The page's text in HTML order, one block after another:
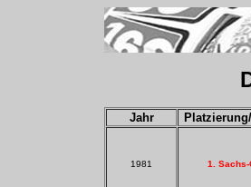
Jahr
1981 1. Sachs-